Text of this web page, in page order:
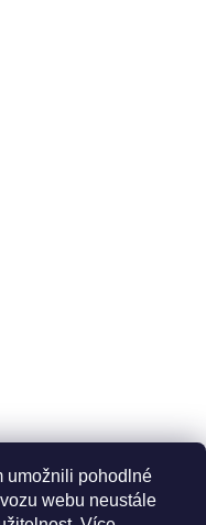
umožnili pohodlné
webu neustále